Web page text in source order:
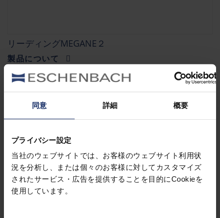
同意 詳細 概要
プライバシー設定
当社のウェブサイトでは、お客様のウェブサイト利用状
況を分析し、または個々のお客様に対してカスタマイズ
されたサービス・広告を提供することを目的にCookieを
使用しています。
リーディングMEGANE２
製品について
リーディングMEGANE２